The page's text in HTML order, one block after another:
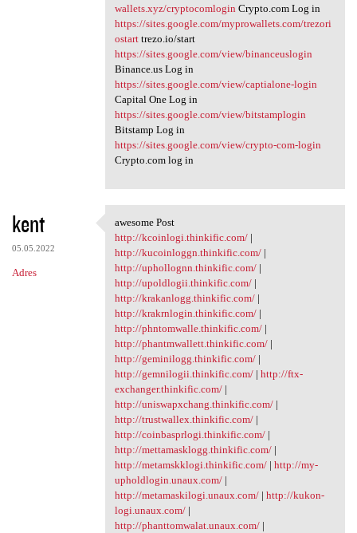
wallets.xyz/cryptocomlogin Crypto.com Log in
https://sites.google.com/myprowallets.com/trezori
ostarttrezo.io/start
https://sites.google.com/view/binanceuslogin
Binance.us Log in
https://sites.google.com/view/captialone-login
Capital One Log in
https://sites.google.com/view/bitstamplogin
Bitstamp Log in
https://sites.google.com/view/crypto-com-login
Crypto.com log in
kent
05.05.2022
Adres
awesome Post
awesome Post
http://kcoinlogi.thinkific.com/|
http://kucoinloggn.thinkific.com/|
http://uphollognn.thinkific.com/|
http://upoldlogii.thinkific.com/|
http://krakanlogg.thinkific.com/|
http://krakrnlogin.thinkific.com/|
http://phntomwalle.thinkific.com/|
http://phantmwallett.thinkific.com/|
http://geminilogg.thinkific.com/|
http://gemnilogii.thinkific.com/| http://ftx-
exchanger.thinkific.com/|
http://uniswapxchang.thinkific.com/|
http://trustwallex.thinkific.com/|
http://coinbasprlogi.thinkific.com/|
http://mettamasklogg.thinkific.com/|
http://metamskklogi.thinkific.com/| http://my-
upholdlogin.unaux.com/|
http://metamaskilogi.unaux.com/| http://kukon-
logi.unaux.com/|
http://phanttomwalat.unaux.com/|